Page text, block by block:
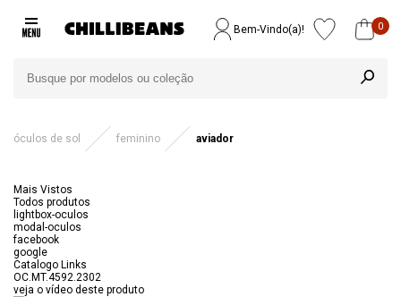
Bem-Vindo(a)! 0
óculos de sol feminino aviador
Mais Vistos
Todos produtos
lightbox-oculos
modal-oculos
facebook
google
Catalogo Links
OC.MT.4592.2302
veja o vídeo deste produto